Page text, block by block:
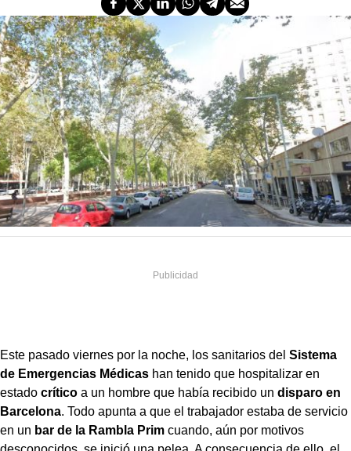
Este pasado viernes por la noche, los sanitarios del Sistema
de Emergencias Médicas han tenido que hospitalizar en
estado crítico a un hombre que había recibido un disparo en
Barcelona. Todo apunta a que el trabajador estaba de servicio
en un bar de la Rambla Prim cuando, aún por motivos